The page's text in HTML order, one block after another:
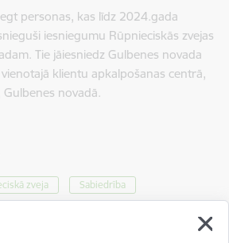
personas, kas līdz 2024.gada
iesniegumu Rūpnieciskās zvejas
Tie jāiesniedz Gulbenes novada
klientu apkalpošanas centrā,
novadā.
zveja Sabiedrība